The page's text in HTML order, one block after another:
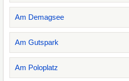
Am Demagsee
Am Gutspark
Am Poloplatz